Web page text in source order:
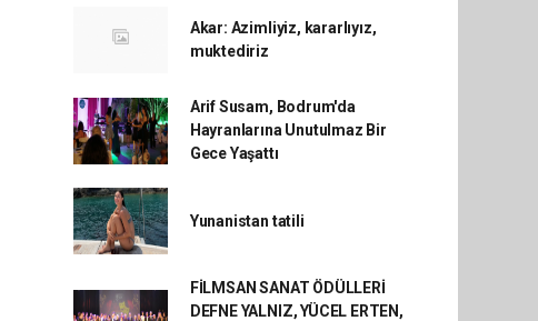
Akar: Azimliyiz, kararlıyız,
muktediriz
Arif Susam, Bodrum'da
Hayranlarına Unutulmaz Bir
Gece Yaşattı
Yunanistan tatili
FİLMSAN SANAT ÖDÜLLERİ
DEFNE YALNIZ, YÜCEL ERTEN,